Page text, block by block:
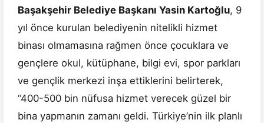
Başakşehir Belediye Başkanı Yasin Kartoğlu, 9
yıl önce kurulan belediyenin nitelikli hizmet
binası olmamasına rağmen önce çocuklara ve
gençlere okul, kütüphane, bilgi evi, spor parkları
ve gençlik merkezi inşa ettiklerini belirterek,
“400-500 bin nüfusa hizmet verecek güzel bir
bina yapmanın zamanı geldi. Türkiye’nin ilk planlı